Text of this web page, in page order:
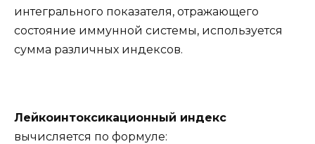
интегрального показателя, отражающего
состояние иммунной системы, используется
сумма различных индексов.
Лейкоинтоксикационный индекс
вычисляется по формуле: